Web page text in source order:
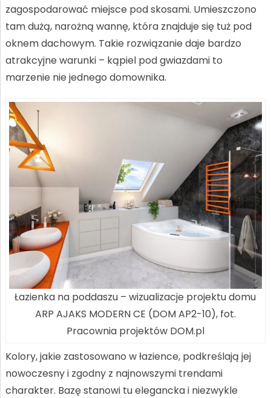
zagospodarować miejsce pod skosami. Umieszczono
tam dużą, narożną wannę, która znajduje się tuż pod
oknem dachowym. Takie rozwiązanie daje bardzo
atrakcyjne warunki – kąpiel pod gwiazdami to
marzenie nie jednego domownika.
Łazienka na poddaszu – wizualizacje projektu domu
ARP AJAKS MODERN CE (DOM AP2-10), fot.
Pracownia projektów DOM.pl
Kolory, jakie zastosowano w łazience, podkreślają jej
nowoczesny i zgodny z najnowszymi trendami
charakter. Bazę stanowi tu elegancka i niezwykle